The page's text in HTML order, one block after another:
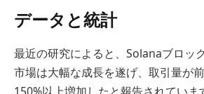
データと統計
最近の研究によると、Solanaブロッ
市場は大幅な成長を遂げ、取引量が